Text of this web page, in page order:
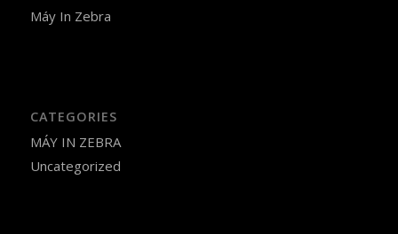
Máy In Zebra
CATEGORIES
MÁY IN ZEBRA
Uncategorized